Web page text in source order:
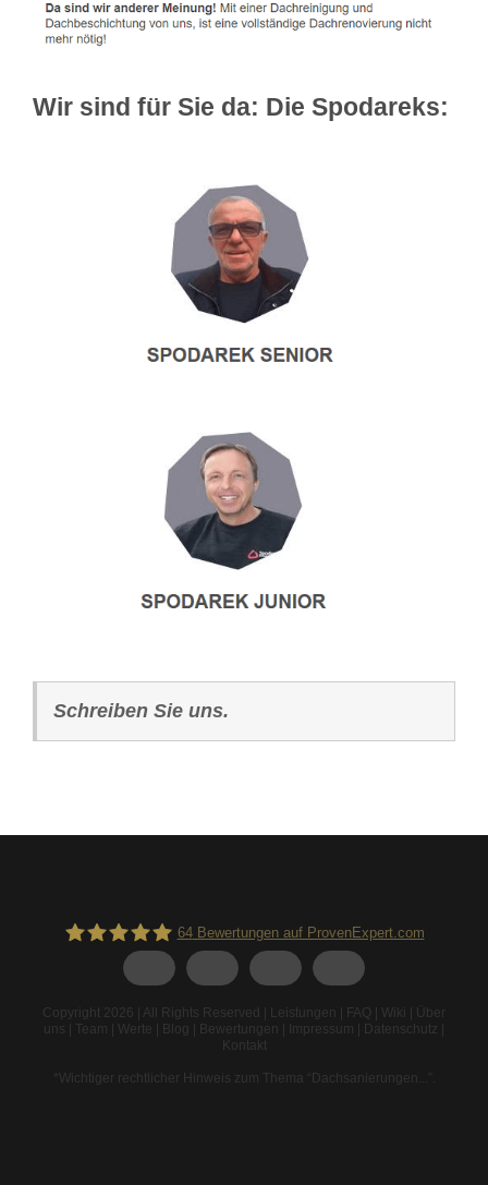
Wir sind für Sie da: Die Spodareks:
Schreiben Sie uns.
64Bewertungen auf ProvenExpert.com
Copyright 2026 | All Rights Reserved | Leistungen FAQ Wiki
Über
uns
Team Werte Blog Bewertungen Impressum Datenschutz
Kontakt
*Wichtiger rechtlicher Hinweis zum Thema “Dachsanierungen...” .